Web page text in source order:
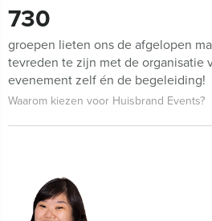
730
groepen lieten ons de afgelopen
tevreden te zijn met de organisatie
evenement zelf én de begeleiding!
Waarom kiezen voor Huisbrand Events?